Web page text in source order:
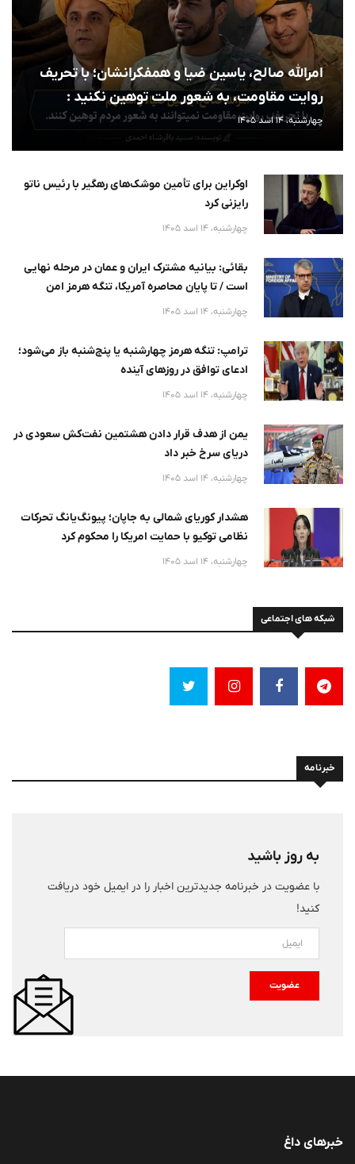
امرالله صالح، یاسین ضیا و همفکرانشان؛ با تحریف
روایت مقاومت، به شعور ملت توهین نکنید :
چهارشنبه، 14 اسد 1405
اوکراین برای تأمین موشک‌های رهگیر با رئیس ناتو
رایزنی کرد
چهارشنبه، 14 اسد 1405
بقائی: بیانیه مشترک ایران و عمان در مرحله نهایی
است / تا پایان محاصره آمریکا، تنگه هرمز امن
نخواهد
چهارشنبه، 14 اسد 1405
ترامپ: تنگه هرمز چهارشنبه یا پنج‌شنبه باز می‌شود؛
ادعای توافق در روزهای آینده
چهارشنبه، 14 اسد 1405
یمن از هدف قرار دادن هشتمین نفت‌کش سعودی در
دریای سرخ خبر داد
چهارشنبه، 14 اسد 1405
هشدار کوریای شمالی به جاپان؛ پیونگ‌یانگ تحرکات
نظامی توکیو با حمایت امریکا را محکوم کرد
چهارشنبه، 14 اسد 1405
شبکه های اجتماعی
خبرنامه
به روز باشید
با عضویت در خبرنامه جدیدترین اخبار را در ایمیل خود دریافت
کنید!
عضویت
خبرهای داغ